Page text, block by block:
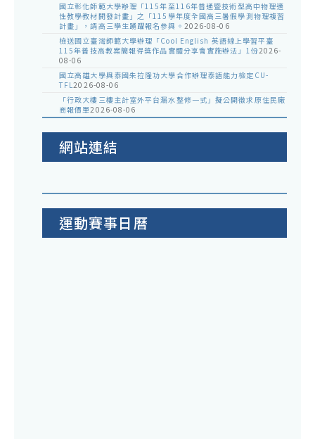
國立彰化師範大學辦理「115年至116年普通暨技術型高中物理適
性教學教材開發計畫」之「115學年度全國高三暑假學測物理複習
計畫」，請高三學生踴躍報名參與。 2026-08-06
檢送國立臺灣師範大學辦理「Cool English 英語線上學習平臺
115年普技高教案簡報得獎作品實體分享會實施辦法」1份2026-
08-06
國立高雄大學與泰國朱拉隆功大學合作辦理泰語能力檢定CU-
TFL2026-08-06
「行政大樓三樓主計室外平台漏水整修一式」擬公開徵求原住民廠
商報價單2026-08-06
網站連結
運動賽事日曆